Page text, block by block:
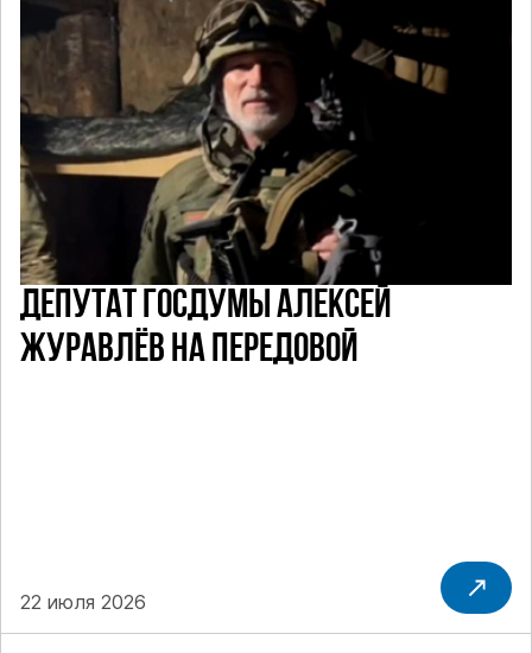
ДЕПУТАТ ГОСДУМЫ АЛЕКСЕЙ
ЖУРАВЛЁВ НА ПЕРЕДОВОЙ
22 июля 2026